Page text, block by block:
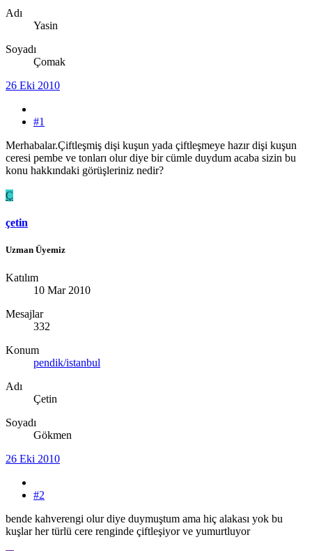
Adı
Yasin
Soyadı
Çomak
26 Eki 2010
#1
Merhabalar.Çiftleşmiş dişi kuşun yada çiftleşmeye hazır dişi kuşun
ceresi pembe ve tonları olur diye bir cümle duydum acaba sizin bu
konu hakkındaki görüşleriniz nedir?
Ç
çetin
Uzman Üyemiz
Katılım
10 Mar 2010
Mesajlar
332
Konum
pendik/istanbul
Adı
Çetin
Soyadı
Gökmen
26 Eki 2010
#2
bende kahverengi olur diye duymuştum ama hiç alakası yok bu
kuşlar her türlü cere renginde çiftleşiyor ve yumurtluyor